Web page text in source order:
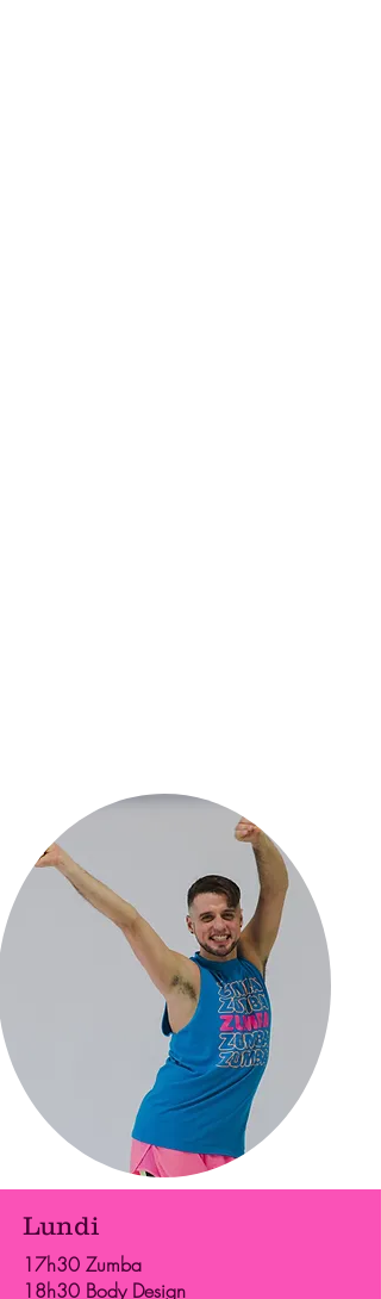
Lundi
17h30 Zumba
18h30 Body Design